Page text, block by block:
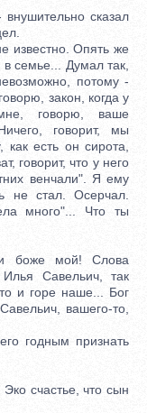
сказал
известно. Опять же
семье... Думал так,
потому -
закон, когда у
говорю, ваше
говорит, мы
есть он сирота,
говорит, что у него
венчали". Я ему
не стал. Осерчал.
много"... Что ты
мой! Слова
Савельич, так
и горе наше... Бог
вашего-то,
годным признать
счастье, что сын